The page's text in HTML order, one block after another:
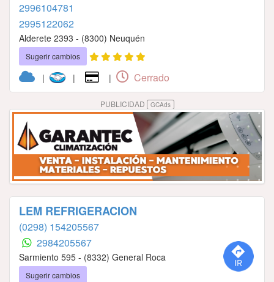
2996104781
2995122062
Alderete 2393 - (8300) Neuquén
Sugerir cambios
| | | Cerrado
PUBLICIDAD GCAds
LEM REFRIGERACION
(0298) 154205567
2984205567
Sarmiento 595 - (8332) General Roca
Sugerir cambios